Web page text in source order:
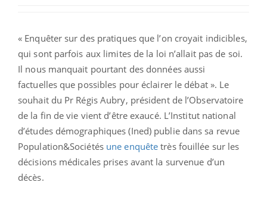
« Enquêter sur des pratiques que l’on croyait indicibles,
qui sont parfois aux limites de la loi n’allait pas de soi.
Il nous manquait pourtant des données aussi
factuelles que possibles pour éclairer le débat ». Le
souhait du Pr Régis Aubry, président de l’Observatoire
de la fin de vie vient d’être exaucé. L’Institut national
d’études démographiques (Ined) publie dans sa revue
Population&Sociétés une enquête très fouillée sur les
décisions médicales prises avant la survenue d’un
décès.